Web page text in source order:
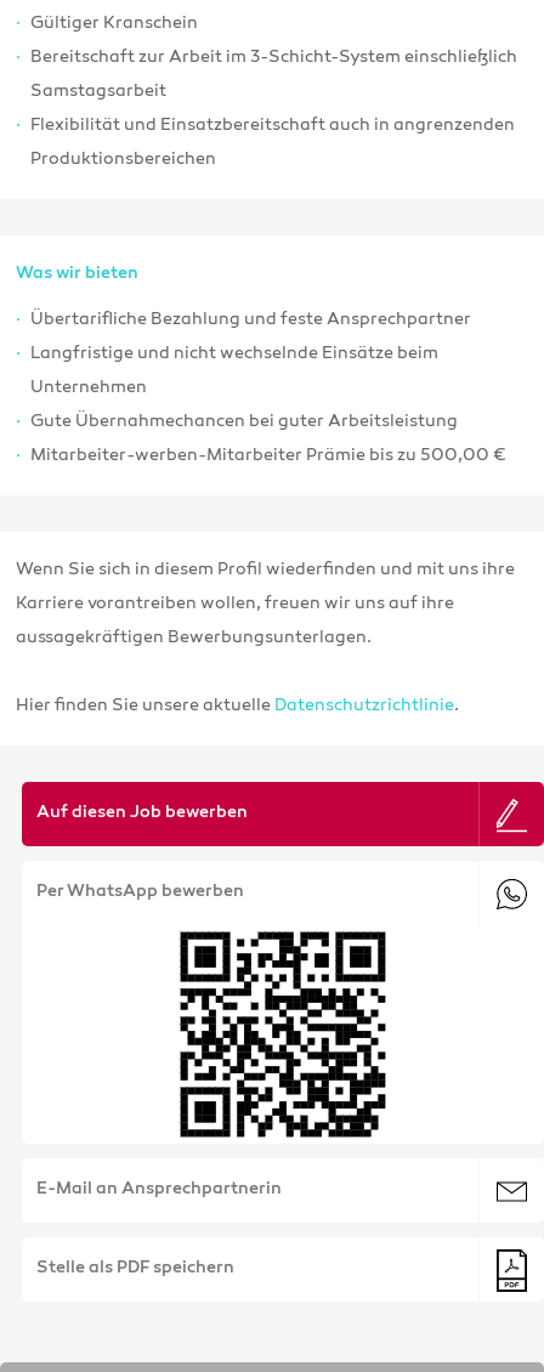
Gültiger Kranschein
Bereitschaft zur Arbeit im 3-Schicht-System einschließlich
Samstagsarbeit
Flexibilität und Einsatzbereitschaft auch in angrenzenden
Produktionsbereichen
Was wir bieten
Übertarifliche Bezahlung und feste Ansprechpartner
Langfristige und nicht wechselnde Einsätze beim
Unternehmen
Gute Übernahmechancen bei guter Arbeitsleistung
Mitarbeiter-werben-Mitarbeiter Prämie bis zu 500,00 €
Wenn Sie sich in diesem Profil wiederfinden und mit uns ihre
Karriere vorantreiben wollen, freuen wir uns auf ihre
aussagekräftigen Bewerbungsunterlagen.
Hier finden Sie unsere aktuelle Datenschutzrichtlinie.
Auf diesen Job bewerben
Per WhatsApp bewerben
E-Mail an Ansprechpartnerin
Stelle als PDF speichern